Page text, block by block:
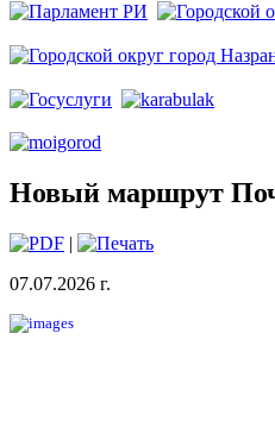
Новый маршрут
|
07.07.2026 г.